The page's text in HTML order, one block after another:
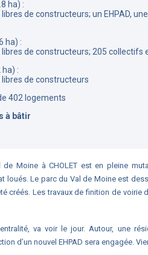
ha) :
de constructeurs; un EHPAD,
ha) :
de constructeurs; 205 collectifs
:
de constructeurs
402 logements
à bâtir
de Moine à CHOLET est en pleine
loués. Le parc du Val de Moine est
créés. Les travaux de finition de
va voir le jour. Autour, une
d’un nouvel EHPAD sera engagée.